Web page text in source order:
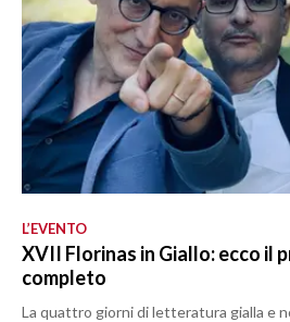
L’EVENTO
XVII Florinas in Giallo: ecco il
completo
La quattro giorni di letteratura gialla e